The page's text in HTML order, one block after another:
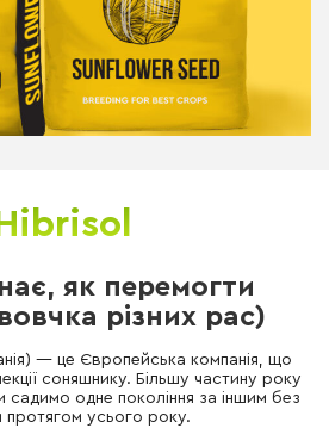
як перемогти
різних рас)
— це Європейська компанія, що
соняшнику. Більшу частину року
садимо одне покоління за іншим без
протягом усього року.